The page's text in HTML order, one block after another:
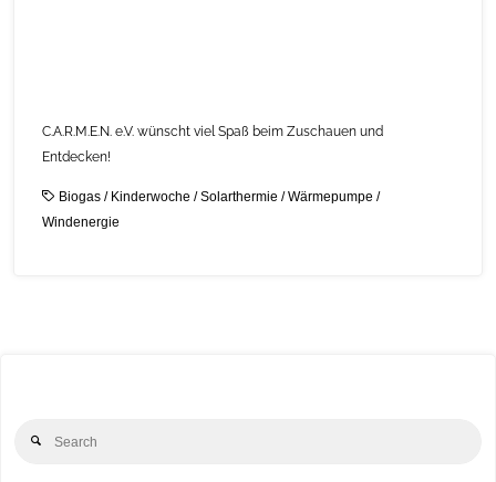
C.A.R.M.E.N. e.V. wünscht viel Spaß beim Zuschauen und
Entdecken!
Biogas/ Kinderwoche /Solarthermie /Wärmepumpe /
Windenergie
Search